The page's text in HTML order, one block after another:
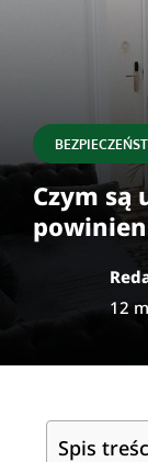
Czym są
12
Spis